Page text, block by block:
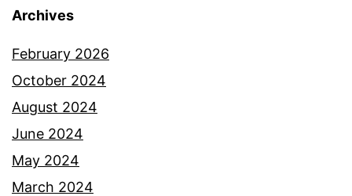
Archives
February 2026
October 2024
August 2024
June 2024
May 2024
March 2024